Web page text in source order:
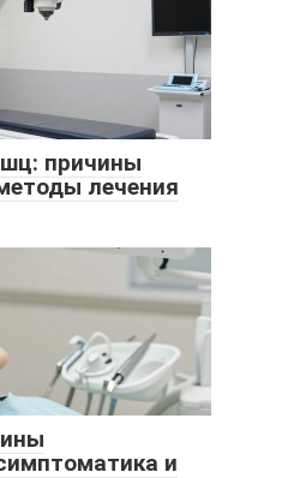
причины
лечения
и